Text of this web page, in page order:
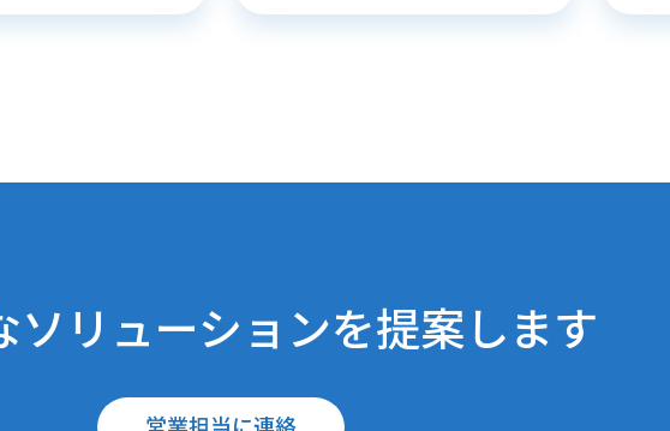
ソリューションを提案します